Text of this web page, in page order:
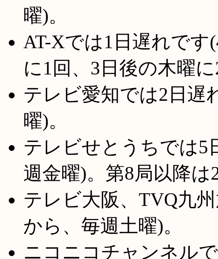
曜)。
AT-Xでは1日遅れで
に1回、3日後の木曜
テレビ愛知では2日遅
曜)。
テレビせとうちでは5
週金曜)。第8局以降は
テレビ大阪、TVQ九
から、毎週土曜)。
ニコニコチャンネル